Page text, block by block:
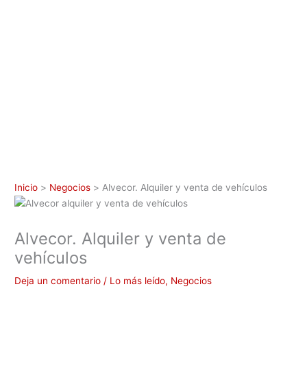
Inicio Negocios Alvecor. Alquiler y venta de vehículos
Alvecor. Alquiler y venta de
vehículos
Deja un comentario / Lo más leído, Negocios